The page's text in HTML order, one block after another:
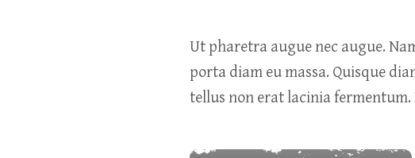
Ut pharetra augue nec augue.
porta diam eu massa. Quisque
tellus non erat lacinia